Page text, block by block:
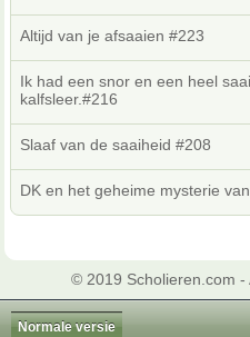
Altijd van je afsaaien #223
Ik had een snor en een heel
kalfsleer.#216
Slaaf van de saaiheid #208
DK en het geheime mysterie
© 2019 Scholieren.com -
Normale versie